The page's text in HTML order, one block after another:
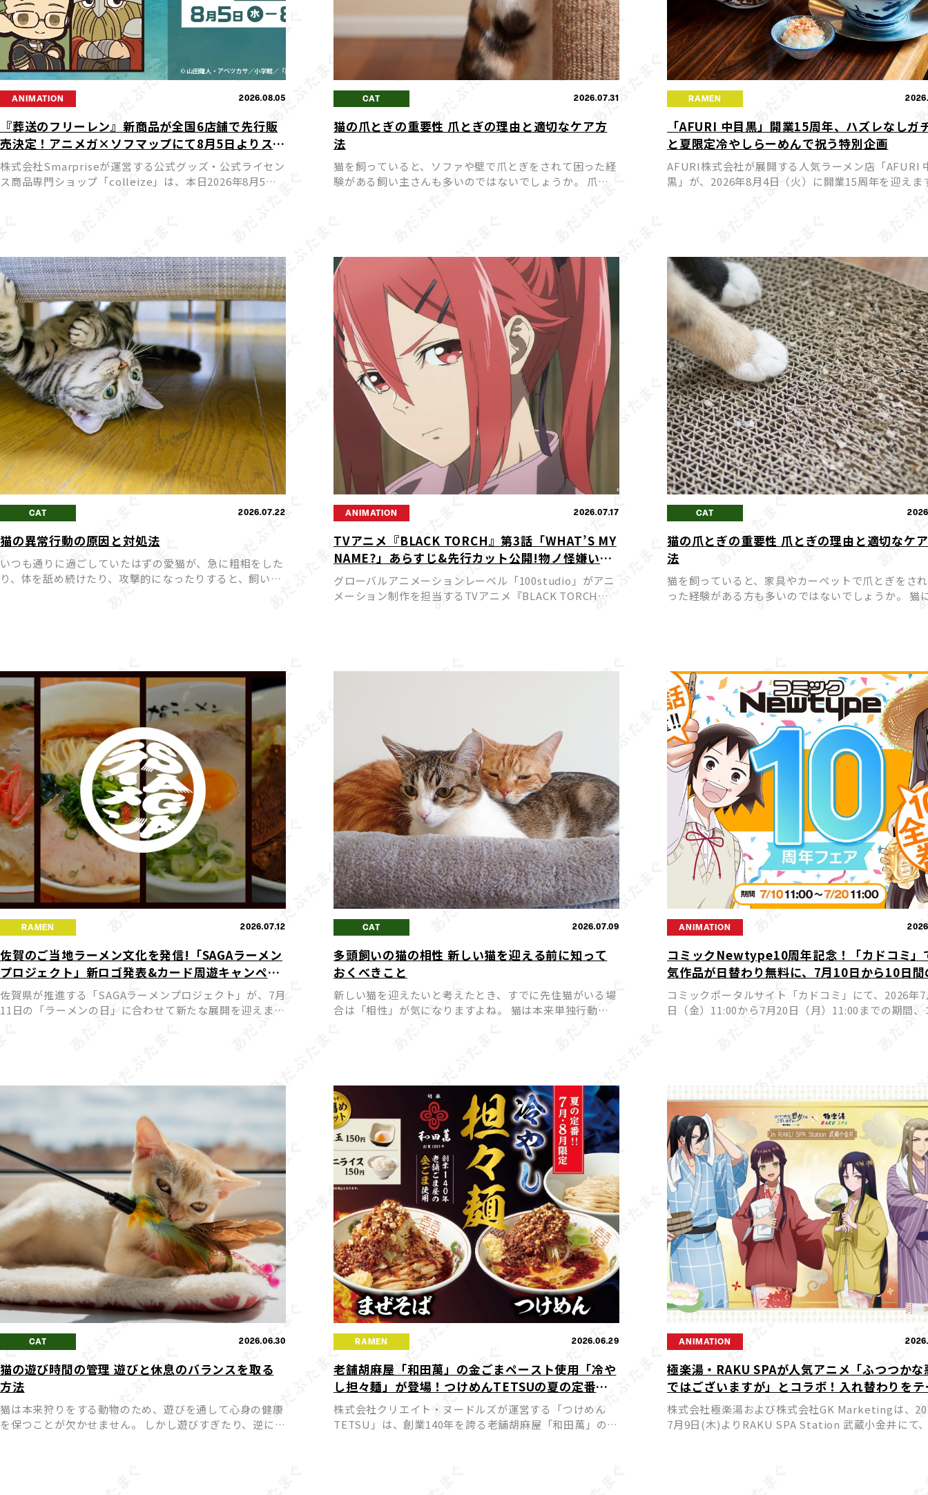
ANIMATION 2026.08.05
『葬送のフリーレン』新商品が全国6店舗で先行販
売決定！アニメガ×ソフマップにて8月5日よりスタ
ート
株式会社Smarpriseが運営する公式グッズ・公式ライセン
ス商品専門ショップ「colleize」は、本日2026年8月5日
CAT 2026.07.31
猫の爪とぎの重要性 爪とぎの理由と適切なケア方
法
猫を飼っていると、ソファや壁で爪とぎをされて困った経
験がある飼い主さんも多いのではないでしょうか。 爪と
RAMEN
「AFURI 中目黒」開業15周年、ハズレなしガ
と夏限定冷やしらーめんで祝う特別企画
AFURI株式会社が展開する人気ラーメン店「AFURI
黒」が、2026年8月4日（火）に開業15周年を迎えま
CAT 2026.07.22
猫の異常行動の原因と対処法
いつも通りに過ごしていたはずの愛猫が、急に粗相をした
り、体を舐め続けたり、攻撃的になったりすると、飼い主
ANIMATION 2026.07.17
TVアニメ『BLACK TORCH』第3話「WHAT’S MY
NAME?」あらすじ&先行カット公開!物ノ怪嫌いの
一華と弐郎・羅睺が一触即発!?
グローバルアニメーションレーベル「100studio」がアニ
メーション制作を担当するTVアニメ『BLACK TORCH』
CAT
猫の爪とぎの重要性 爪とぎの理由と適切なケ
法
猫を飼っていると、家具やカーペットで爪とぎをさ
った経験がある方も多いのではないでしょうか。 猫
RAMEN 2026.07.12
佐賀のご当地ラーメン文化を発信!「SAGAラーメン
プロジェクト」新ロゴ発表&カード周遊キャンペー
ンが7月11日スタート
佐賀県が推進する「SAGAラーメンプロジェクト」が、7月
11日の「ラーメンの日」に合わせて新たな展開を迎えまし
CAT 2026.07.09
多頭飼いの猫の相性 新しい猫を迎える前に知って
おくべきこと
新しい猫を迎えたいと考えたとき、すでに先住猫がいる場
合は「相性」が気になりますよね。 猫は本来単独行動を
ANIMATION
コミックNewtype10周年記念！「カドコミ」
気作品が日替わり無料に、7月10日から10日間
華フェア開催
コミックポータルサイト「カドコミ」にて、2026年
日（金）11:00から7月20日（月）11:00までの期間、
CAT 2026.06.30
猫の遊び時間の管理 遊びと休息のバランスを取る
方法
猫は本来狩りをする動物のため、遊びを通して心身の健康
を保つことが欠かせません。 しかし遊びすぎたり、逆に遊
RAMEN 2026.06.29
老舗胡麻屋「和田萬」の金ごまペースト使用「冷や
し担々麺」が登場！つけめんTETSUの夏の定番が7
月1日より販売開始
株式会社クリエイト・ヌードルズが運営する「つけめん
TETSU」は、創業140年を誇る老舗胡麻屋「和田萬」の濃
ANIMATION
極楽湯・RAKU SPAが人気アニメ「ふつつかな
ではございますが」とコラボ！入れ替わりを
にした限定企画が7月9日からスタート
株式会社極楽湯および株式会社GK Marketingは、
7月9日(木)よりRAKU SPA Station 武蔵小金井にて